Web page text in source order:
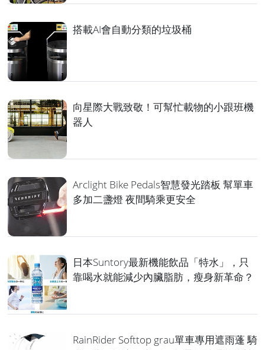
搭載AI會自動分類的垃圾桶
向星際大戰致敬！可幫忙載物的小跟班機
器人
Arclight Bike Pedals智慧發光踏板 幫單車
多加二盞燈 夜間騎乘更安全
日本Suntory最新機能飲品「特水」，只
靠喝水就能減少內臟脂肪，瘦身新革命？
RainRider Softtop grau單車專用遮雨蓬 騎